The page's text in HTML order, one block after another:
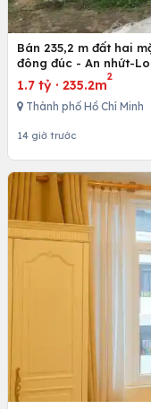
Bán 235,2 m đất hai
đông đúc - An nhứt-
1.7 tỷ · 235.2m
2
Thành phố Hồ Chí Minh
14 giờ trước